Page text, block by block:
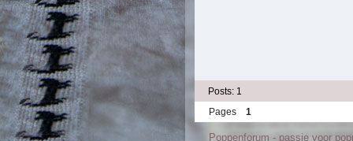
Posts: 1
Pages
1
Poppenforum - passie voor